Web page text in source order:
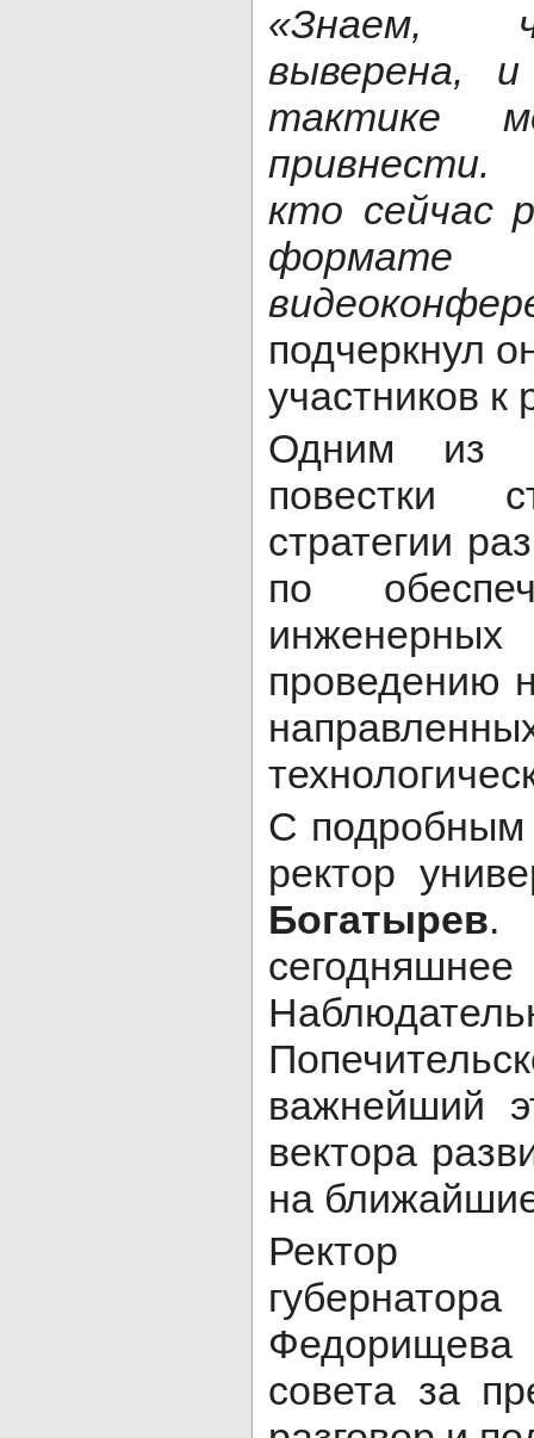
«Знаем,
выверена,
тактике
привнести.
кто сейчас
формате
подчеркнул
участников к
Одним из
повестки
стратегии
по
проведению
С подробным
ректор
Богатырев.
важнейший
вектора
на
Ректор
совета за